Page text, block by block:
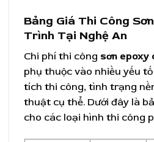
Bảng Giá Thi Công
Trình Tại Nghệ An
Chi phí thi công sơn epoxy
phụ thuộc vào nhiều yếu
tích thi công, tình trạng
thuật cụ thể. Dưới đây là
cho các loại hình thi công